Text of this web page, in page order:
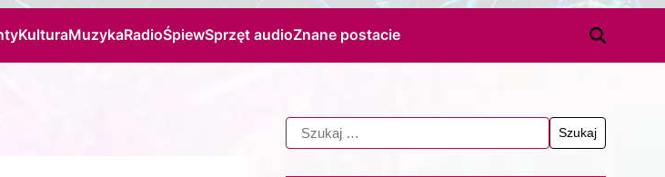
KulturaMuzykaRadioŚpiewSprzęt audioZnane postacie